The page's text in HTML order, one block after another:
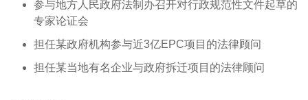
参与地方人民政府法制办召开对行政规范性文件起草的
专家论证会
担任某政府机构参与近3亿EPC项目的法律顾问
担任某当地有名企业与政府拆迁项目的法律顾问